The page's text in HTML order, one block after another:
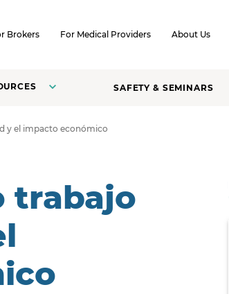
Brokers For Medical Providers About Us
SAFETY & SEMINARS
y el impacto económico
trabajo